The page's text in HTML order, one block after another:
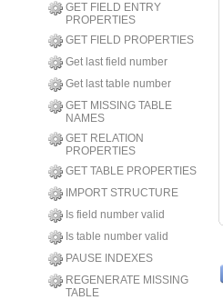
GET FIELD ENTRY
PROPERTIES
GET FIELD PROPERTIES
Get last field number
Get last table number
GET MISSING TABLE
NAMES
GET RELATION
PROPERTIES
GET TABLE PROPERTIES
IMPORT STRUCTURE
Is field number valid
Is table number valid
PAUSE INDEXES
REGENERATE MISSING
TABLE